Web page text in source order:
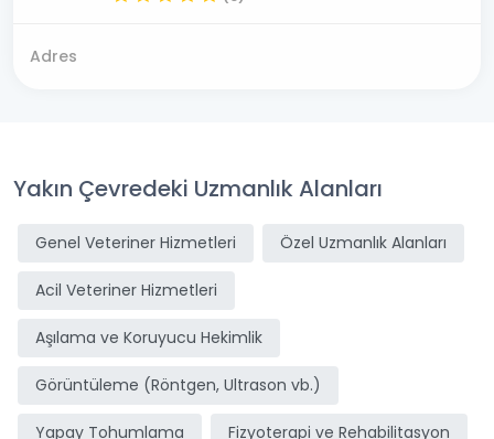
Adres
Yakın Çevredeki Uzmanlık Alanları
Genel Veteriner Hizmetleri Özel Uzmanlık Alanları
Acil Veteriner Hizmetleri
Aşılama ve Koruyucu Hekimlik
Görüntüleme (Röntgen, Ultrason vb.)
Yapay Tohumlama Fizyoterapi ve Rehabilitasyon